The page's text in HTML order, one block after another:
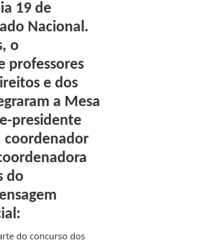
19 de
Nacional.
o
professores
e dos
a Mesa
presidente
coordenador
do
do concurso dos